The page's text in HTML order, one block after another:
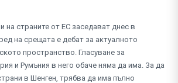
на страните от ЕС заседават днес в
на срещата е дебат за актуалното
пространство. Гласуване за
и Румъния в него обаче няма да има. За да
в Шенген, трябва да има пълно